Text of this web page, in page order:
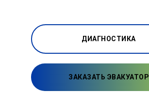
ДИАГНОСТИКА
ЗАКАЗАТЬ ЭВАКУАТОР